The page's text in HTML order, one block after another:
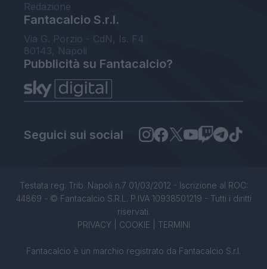
Redazione
Fantacalcio S.r.l.
Via G. Porzio - CdN, Is. F4
80143, Napoli
Pubblicità su Fantacalcio?
Seguici sui social
Testata reg. Trib. Napoli n.7 01/03/2012 - Iscrizione al ROC:
44869 - © Fantacalcio S.R.L. P.IVA 10938501219 - Tutti i diritti
riservati.
PRIVACY| COOKIE TERMINI
Fantacalcio è un marchio registrato da Fantacalcio S.r.l.